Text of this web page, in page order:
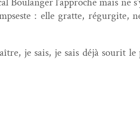
: elle grat­te, régur­gite,
je sais, je sais déjà sourit le